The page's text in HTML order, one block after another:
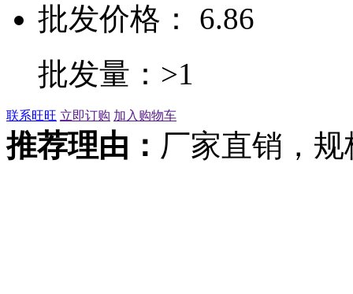
批发价格： 6.86
批发量：>1
联系旺旺 立即订购 加入购物车
推荐理由： 厂家直销，